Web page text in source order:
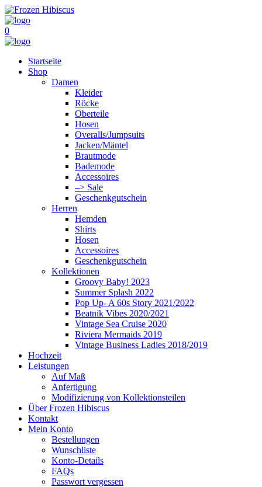
0
Startseite
Shop
Damen
Kleider
Röcke
Oberteile
Hosen
Overalls/Jumpsuits
Jacken/Mäntel
Brautmode
Bademode
Accessoires
–> Sale
Geschenkgutschein
Herren
Hemden
Shirts
Hosen
Accessoires
Geschenkgutschein
Kollektionen
Groovy Baby! 2023
Summer Splash 2022
Pop Up- A 60s Story 2021/2022
Beatnik Vibes 2020/2021
Vintage Sea Cruise 2020
Riviera Mermaids 2019
Vintage Business Ladies 2018/2019
Hochzeit
Leistungen
Auf Maß
Anfertigung
Modifizierung von Kollektionsteilen
Über Frozen Hibiscus
Kontakt
Mein Konto
Bestellungen
Wunschliste
Konto-Details
FAQs
Passwort vergessen